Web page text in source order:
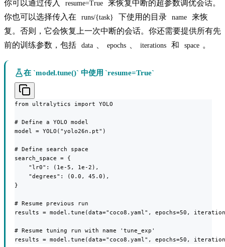
你可以通过传入 resume=True
来恢复中断的超参数调优会话。
你也可以选择传入在
runs/{task} 下使用的目录 name
来恢
复。否则，它会恢复上一次中断的会话。你还需要提供所有先
前的训练参数，包括
data epochs iterations 和 space 。
在 `model.tune()` 中使用 `resume=True`
from ultralytics import YOLO
# Define a YOLO model
model = YOLO("yolo26n.pt")
# Define search space
search_space = {
    "lr0": (1e-5, 1e-2),
    "degrees": (0.0, 45.0),
}
# Resume previous run
results = model.tune(data="coco8.yaml", epochs=50,
# Resume tuning run with name 'tune_exp'
results = model.tune(data="coco8.yaml", epochs=50,